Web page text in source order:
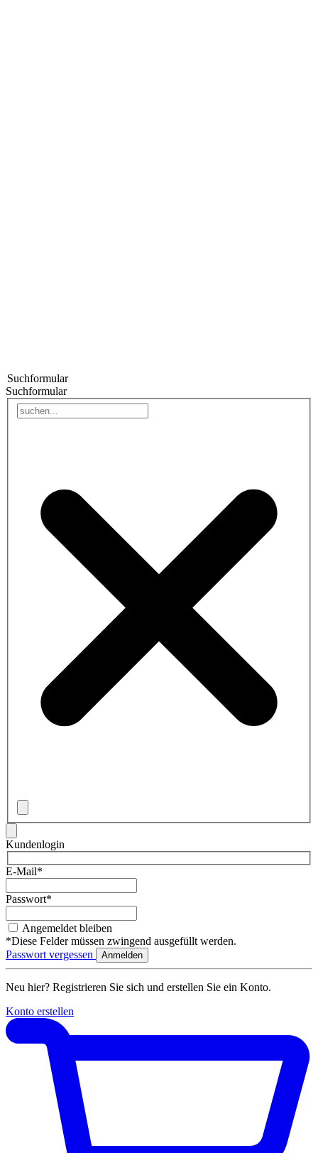
Suchformular
Suchformular
Kundenlogin
E-Mail*
Passwort*
Angemeldet bleiben
*Diese Felder müssen zwingend ausgefüllt werden.
Passwort vergessen
Neu hier? Registrieren Sie sich und erstellen Sie ein Konto.
Konto erstellen